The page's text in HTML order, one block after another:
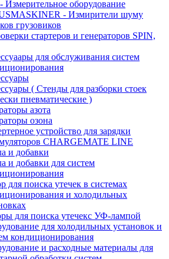
Измерительное оборудование
- Измирители шуму
грузовиков
стартеров и генераторов SPIN,
для обслуживания систем
( Стенды для разборки стоек
пневматические )
азота
озона
устройство для зарядки
CHARGEMATE LINE
и добавки
и добавки для систем
для поиска утечек в системах
и холодильных
для поиска утечекс УФ-лампой
для холодильных установок и
кондиционирования
и расходные материалы для